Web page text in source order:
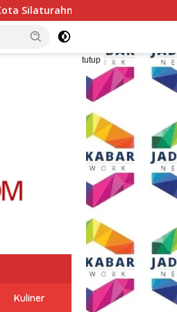
Ulama dan Polri Jaga
tutup
Kuliner